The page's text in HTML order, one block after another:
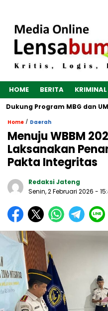
HOME BERITA KRIMINAL
Program MBG dan
Home / Daerah
Menuju WBBM
Laksanakan
Pakta Integritas
Redaksi Jateng
Senin, 2 Februari 2026 -